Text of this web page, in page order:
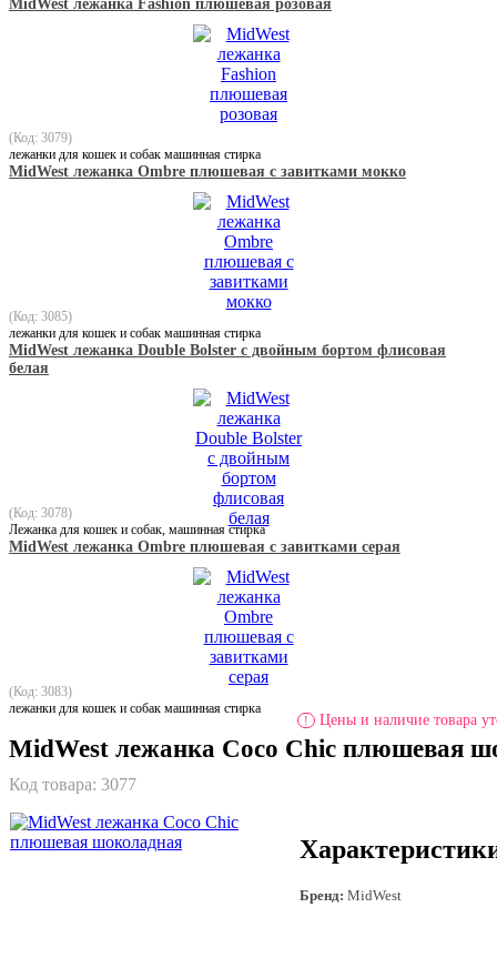
MidWest лежанка Fashion плюшевая розовая
(Код: 3079)
лежанки для кошек и собак машинная стирка
MidWest лежанка Ombre плюшевая с завитками мокко
(Код: 3085)
лежанки для кошек и собак машинная стирка
MidWest лежанка Double Bolster с двойным бортом флисовая
белая
(Код: 3078)
Лежанка для кошек и собак, машинная стирка
MidWest лежанка Ombre плюшевая с завитками серая
(Код: 3083)
лежанки для кошек и собак машинная стирка
! Цены и наличие товара
MidWest лежанка Coco Chic плюшевая
Код товара: 3077
Бренд: MidWest